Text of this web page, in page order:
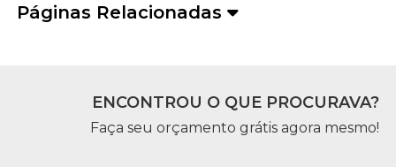
Páginas Relacionadas
ENCONTROU O QUE PROCURAVA?
Faça seu orçamento grátis agora mesmo!